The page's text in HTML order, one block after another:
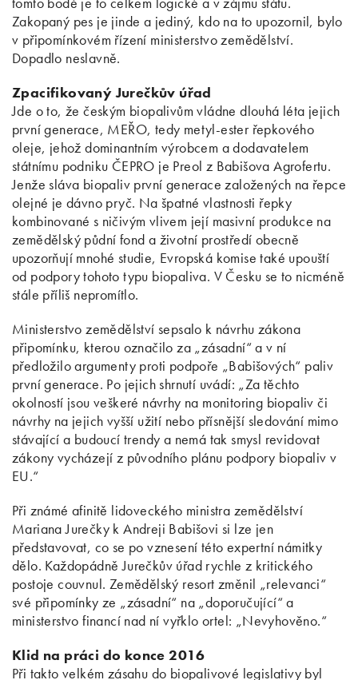
Zakopaný pes je jinde a jediný, kdo na to upozornil, bylo
v připomínkovém řízení ministerstvo zemědělství.
Dopadlo neslavně.
Zpacifikovaný Jurečkův úřad
Jde o to, že českým biopalivům vládne dlouhá léta jejich
první generace, MEŘO, tedy metyl-ester řepkového
oleje, jehož dominantním výrobcem a dodavatelem
státnímu podniku ČEPRO je Preol z Babišova Agrofertu.
Jenže sláva biopaliv první generace založených na řepce
olejné je dávno pryč. Na špatné vlastnosti řepky
kombinované s ničivým vlivem její masivní produkce na
zemědělský půdní fond a životní prostředí obecně
upozorňují mnohé studie, Evropská komise také upouští
od podpory tohoto typu biopaliva. V Česku se to nicméně
stále příliš nepromítlo.
Ministerstvo zemědělství sepsalo k návrhu zákona
připomínku, kterou označilo za „zásadní“ a v ní
předložilo argumenty proti podpoře „Babišových“ paliv
první generace. Po jejich shrnutí uvádí: „Za těchto
okolností jsou veškeré návrhy na monitoring biopaliv či
návrhy na jejich vyšší užití nebo přísnější sledování mimo
stávající a budoucí trendy a nemá tak smysl revidovat
zákony vycházejí z původního plánu podpory biopaliv v
EU.“
Při známé afinitě lidoveckého ministra zemědělství
Mariana Jurečky k Andreji Babišovi si lze jen
představovat, co se po vznesení této expertní námitky
dělo. Každopádně Jurečkův úřad rychle z kritického
postoje couvnul. Zemědělský resort změnil „relevanci“
své připomínky ze „zásadní“ na „doporučující“ a
ministerstvo financí nad ní vyřklo ortel: „Nevyhověno.“
Klid na práci do konce 2016
Při takto velkém zásahu do biopalivové legislativy byl